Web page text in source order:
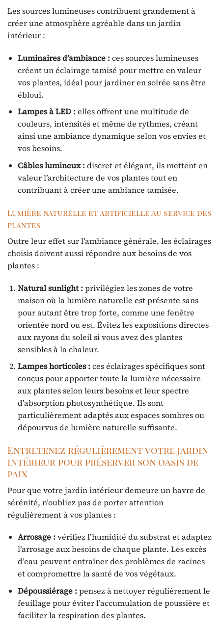
Les sources lumineuses contribuent grandement à
créer une atmosphère agréable dans un jardin
intérieur :
Luminaires d’ambiance :ces sources lumineuses
créent un éclairage tamisé pour mettre en valeur
vos plantes, idéal pour jardiner en soirée sans être
ébloui.
Lampes à LED :elles offrent une multitude de
couleurs, intensités et même de rythmes, créant
ainsi une ambiance dynamique selon vos envies et
vos besoins.
Câbles lumineux :discret et élégant, ils mettent en
valeur l’architecture de vos plantes tout en
contribuant à créer une ambiance tamisée.
Lumière naturelle et artificielle au service des
plantes
Outre leur effet sur l’ambiance générale, les éclairages
choisis doivent aussi répondre aux besoins de vos
plantes :
Natural sunlight :privilégiez les zones de votre
maison où la lumière naturelle est présente sans
pour autant être trop forte, comme une fenêtre
orientée nord ou est. Évitez les expositions directes
aux rayons du soleil si vous avez des plantes
sensibles à la chaleur.
Lampes horticoles :ces éclairages spécifiques sont
conçus pour apporter toute la lumière nécessaire
aux plantes selon leurs besoins et leur spectre
d’absorption photosynthétique. Ils sont
particulièrement adaptés aux espaces sombres ou
dépourvus de lumière naturelle suffisante.
Entretenez régulièrement votre jardin
intérieur pour préserver son oasis de
paix
Pour que votre jardin intérieur demeure un havre de
sérénité, n’oubliez pas de porter attention
régulièrement à vos plantes :
Arrosage :vérifiez l’humidité du substrat et adaptez
l’arrosage aux besoins de chaque plante. Les excès
d’eau peuvent entraîner des problèmes de racines
et compromettre la santé de vos végétaux.
Dépoussiérage :pensez à nettoyer régulièrement le
feuillage pour éviter l’accumulation de poussière et
faciliter la respiration des plantes.